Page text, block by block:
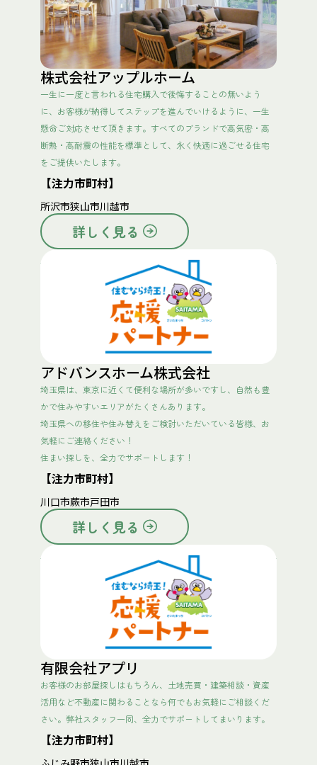
株式会社アップルホーム
一生に一度と言われる住宅購入で後悔することの無いよう
に、お客様が納得してステップを進んでいけるように、一生
懸命ご対応させて頂きます。すべてのブランドで高気密・高
断熱・高耐震の性能を標準として、永く快適に過ごせる住宅
をご提供いたします。
【注力市町村】
所沢市狭山市川越市
詳しく見る
アドバンスホーム株式会社
埼玉県は、東京に近くて便利な場所が多いですし、自然も豊
かで住みやすいエリアがたくさんあります。
埼玉県への移住や住み替えをご検討いただいている皆様、お
気軽にご連絡ください！
住まい探しを、全力でサポートします！
【注力市町村】
川口市蕨市戸田市
詳しく見る
有限会社アプリ
お客様のお部屋探しはもちろん、土地売買・建築相談・資産
活用など不動産に関わることなら何でもお気軽にご相談くだ
さい。弊社スタッフ一同、全力でサポートしてまいります。
【注力市町村】